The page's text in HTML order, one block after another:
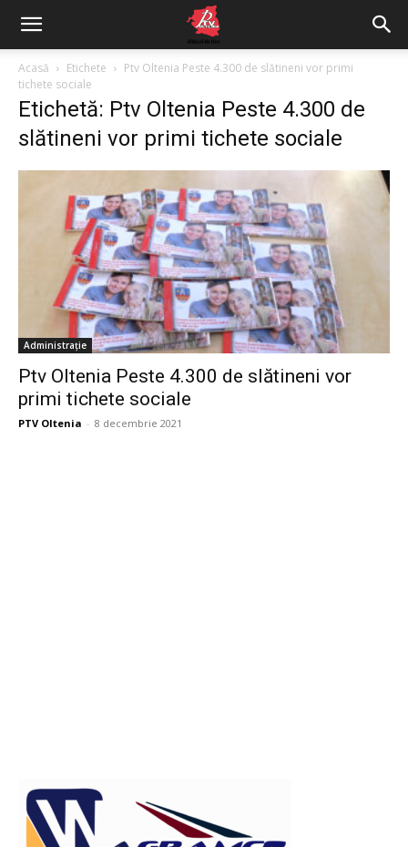
Acasă Etichete
Ptv Oltenia Peste 4.300 de slătineni vor primi
tichete sociale
Etichetă: Ptv Oltenia Peste 4.300 de
slătineni vor primi tichete sociale
Administrație
Ptv Oltenia Peste 4.300 de slătineni vor
primi tichete sociale
PTV Oltenia - 8 decembrie 2021